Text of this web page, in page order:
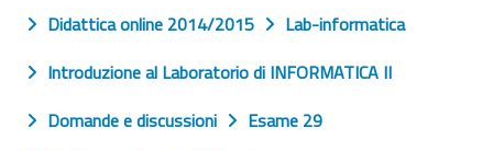
Didattica online 2014/2015
Lab-informatica
Introduzione al Laboratorio di INFORMATICA II
Domande e discussioni
Esame 29